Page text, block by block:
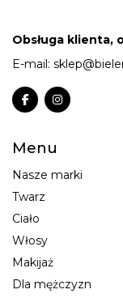
Obsługa klienta,
E-mail:
Menu
Nasze marki
Twarz
Ciało
Włosy
Makijaż
Dla mężczyzn